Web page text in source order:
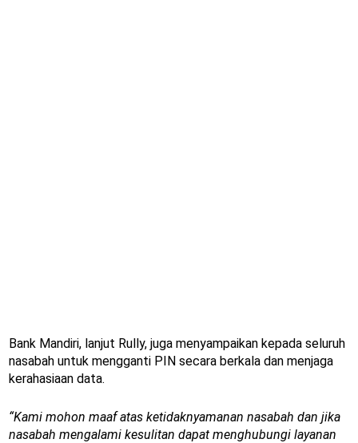
Bank Mandiri, lanjut Rully, juga menyampaikan kepada seluruh
nasabah untuk mengganti PIN secara berkala dan menjaga
kerahasiaan data.
“Kami mohon maaf atas ketidaknyamanan nasabah dan jika
nasabah mengalami kesulitan dapat menghubungi layanan